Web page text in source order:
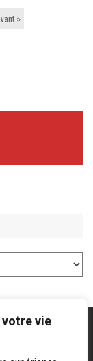
votre vie
»